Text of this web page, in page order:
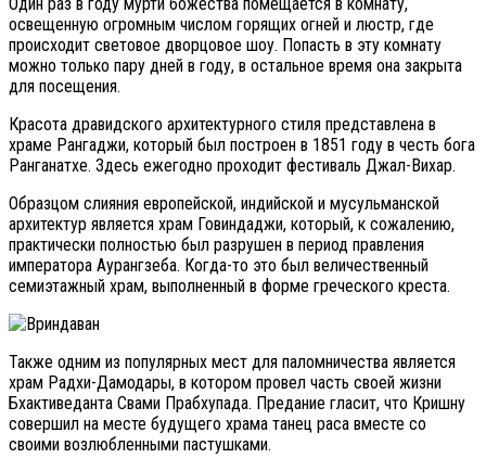
освещенную огромным числом горящих огней и люстр, где
происходит световое дворцовое шоу. Попасть в эту комнату
можно только пару дней в году, в остальное время она закрыта
для посещения.
Красота дравидского архитектурного стиля представлена в
храме Рангаджи, который был построен в 1851 году в честь бога
Ранганатхе. Здесь ежегодно проходит фестиваль Джал-Вихар.
Образцом слияния европейской, индийской и мусульманской
архитектур является храм Говиндаджи, который, к сожалению,
практически полностью был разрушен в период правления
императора Аурангзеба. Когда-то это был величественный
семиэтажный храм, выполненный в форме греческого креста.
Также одним из популярных мест для паломничества является
храм Радхи-Дамодары, в котором провел часть своей жизни
Бхактиведанта Свами Прабхупада. Предание гласит, что Кришну
совершил на месте будущего храма танец раса вместе со
своими возлюбленными пастушками.